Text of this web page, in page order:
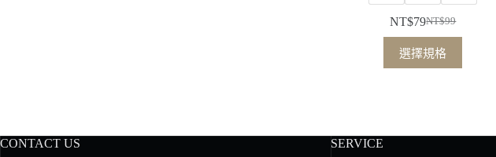
NT$99
始
價
NT$79
前
價
選擇規格
此
產
種
CONTACT US SERVICE